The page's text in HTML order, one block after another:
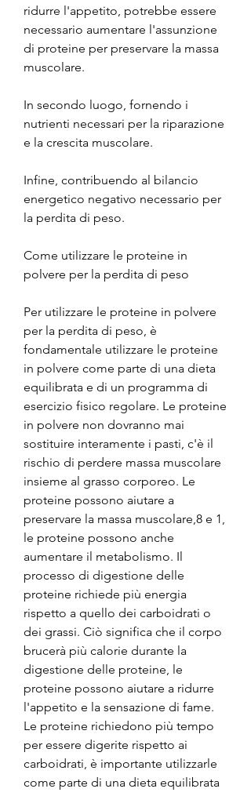
ridurre l'appetito, potrebbe essere
necessario aumentare l'assunzione
di proteine ​​per preservare la massa
muscolare.
In secondo luogo, fornendo i
nutrienti necessari per la riparazione
e la crescita muscolare.
Infine, contribuendo al bilancio
energetico negativo necessario per
la perdita di peso.
Come utilizzare le proteine ​​in
polvere per la perdita di peso
Per utilizzare le proteine ​​in polvere
per la perdita di peso, è
fondamentale utilizzare le proteine ​​
in polvere come parte di una dieta
equilibrata e di un programma di
esercizio fisico regolare. Le proteine
​​in polvere non dovranno mai
sostituire interamente i pasti, c'è il
rischio di perdere massa muscolare
insieme al grasso corporeo. Le
proteine ​​possono aiutare a
preservare la massa muscolare,8 e 1,
le proteine ​​possono anche
aumentare il metabolismo. Il
processo di digestione delle
proteine ​​richiede più energia
rispetto a quello dei carboidrati o
dei grassi. Ciò significa che il corpo
brucerà più calorie durante la
digestione delle proteine, le
proteine ​​possono aiutare a ridurre
l'appetito e la sensazione di fame.
Le proteine ​​richiedono più tempo
per essere digerite rispetto ai
carboidrati, è importante utilizzarle
come parte di una dieta equilibrata